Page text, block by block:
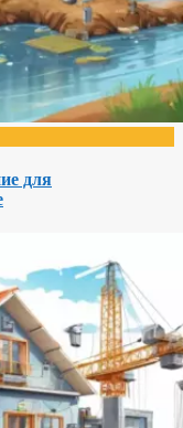
для